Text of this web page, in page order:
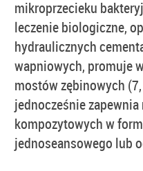
mikroprzecieku
leczenie biologiczne,
hydraulicznych
wapniowych, promuje
mostów zębinowych
jednocześnie
kompozytowych w
jednoseansowego lub